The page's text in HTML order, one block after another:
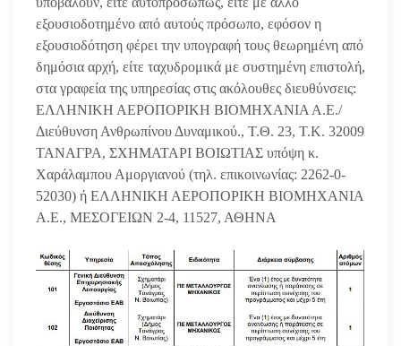
εξουσιοδοτημένο από αυτούς πρόσωπο, εφόσον η
εξουσιοδότηση φέρει την υπογραφή τους θεωρημένη από
δημόσια αρχή, είτε ταχυδρομικά με συστημένη επιστολή,
στα γραφεία της υπηρεσίας στις ακόλουθες διευθύνσεις:
ΕΛΛΗΝΙΚΗ ΑΕΡΟΠΟΡΙΚΗ ΒΙΟΜΗΧΑΝΙΑ Α.Ε./
Διεύθυνση Ανθρωπίνου Δυναμικού., Τ.Θ. 23, Τ.Κ. 32009
ΤΑΝΑΓΡΑ, ΣΧΗΜΑΤΑΡΙ ΒΟΙΩΤΙΑΣ υπόψη κ.
Χαράλαμπου Αμοργιανού (τηλ. επικοινωνίας: 2262-0-
52030) ή ΕΛΛΗΝΙΚΗ ΑΕΡΟΠΟΡΙΚΗ ΒΙΟΜΗΧΑΝΙΑ
Α.Ε., ΜΕΣΟΓΕΙΩΝ 2-4, 11527, ΑΘΗΝΑ